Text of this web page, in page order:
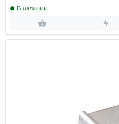
В наличии